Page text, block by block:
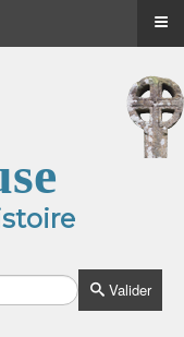
Valider
≡
≡